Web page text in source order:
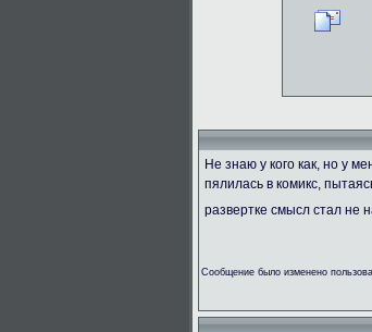
Не знаю у кого как, но у
пялилась в комикс,
развертке смысл стал не
Сообщение было изменено